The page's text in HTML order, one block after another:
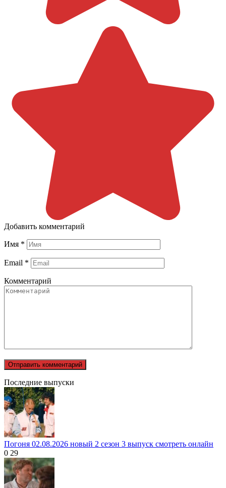
Добавить комментарий
Имя *
Email *
Комментарий
Последние выпуски
Погоня 02.08.2026 новый 2 сезон 3 выпуск смотреть онлайн
0 29